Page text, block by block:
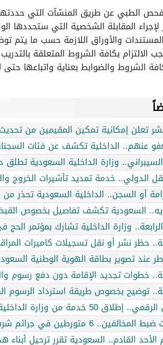
الطبي عن طريق المنشآت التي حددتها
لإجراء المقابلة الشخصية التي ستحددها
والأوراق اللازمة حسب ما يتم
الالتزام بكافة الشروط المتعلقة
الشروط والضوابط بعناية واتباعها
عنهم.. الداخلية تكشف عن فئات
السيبراني.. وزارة الداخلية السعودية
الدولي.. خدمة تمديد تأشيرات الخروج
أو السجن.. الداخلية السعودية تحذر من
السعودية تكشف تفاصيل بخصوص
وزارة الداخلية تشارك بمؤتمر
حظر نشر أو نقل تسجيلات كاميرات
عند تصوير بطاقة الهوية الوطنية
خطوات تجديد الإقامة دون دفع رسوم
توضيح بخصوص طريقة استرداد
خدمة من وزارة الداخلية عبر أبشر 1446
في جرائم شرف و14001 كانوا يعبرون الحدود
القادم.. السعودية تقرر ترحيل أبناء